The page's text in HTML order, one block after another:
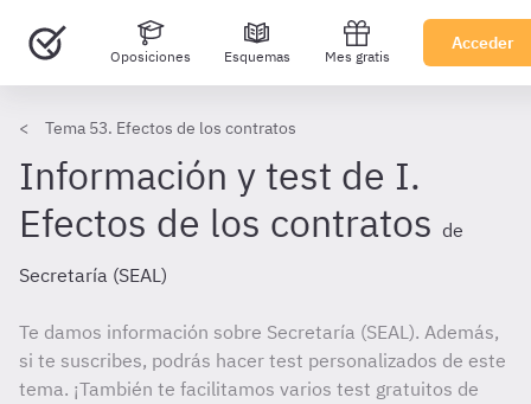
Oposiciones Esquemas Mes gratis
Acceder
Tema 53. Efectos de los contratos
Información y test de I.
Efectos de los contratos de
Secretaría (SEAL)
Te damos información sobre Secretaría (SEAL). Además,
si te suscribes, podrás hacer test personalizados de este
tema. ¡También te facilitamos varios test gratuitos de